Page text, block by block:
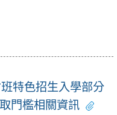
特色招生入學部分
門檻相關資訊